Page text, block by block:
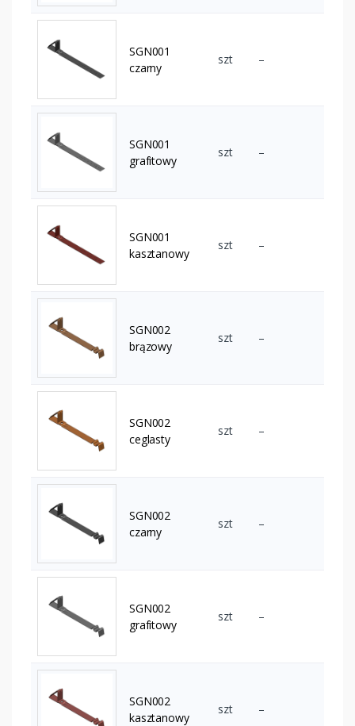
SGN001
czarny
szt –
SGN001
grafitowy
szt –
SGN001
kasztanowy
szt –
SGN002
brązowy
szt –
SGN002
ceglasty
szt –
SGN002
czarny
szt –
SGN002
grafitowy
szt –
SGN002
kasztanowy
szt –